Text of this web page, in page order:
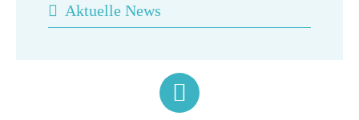
Aktuelle News